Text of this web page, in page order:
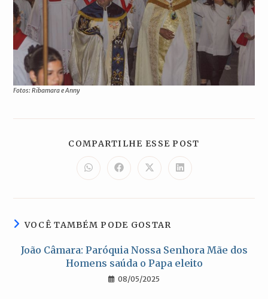
Fotos: Ribamara e Anny
COMPARTILHE ESSE POST
Abre
em
nova
Abre
em
nova
Abre
em
nova
Abre
em
nova
VOCÊ TAMBÉM PODE GOSTAR
João Câmara: Paróquia Nossa Senhora Mãe dos
Homens saúda o Papa eleito
08/05/2025